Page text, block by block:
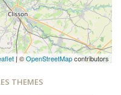
| ©OpenStreetMapcontributors
THEMES